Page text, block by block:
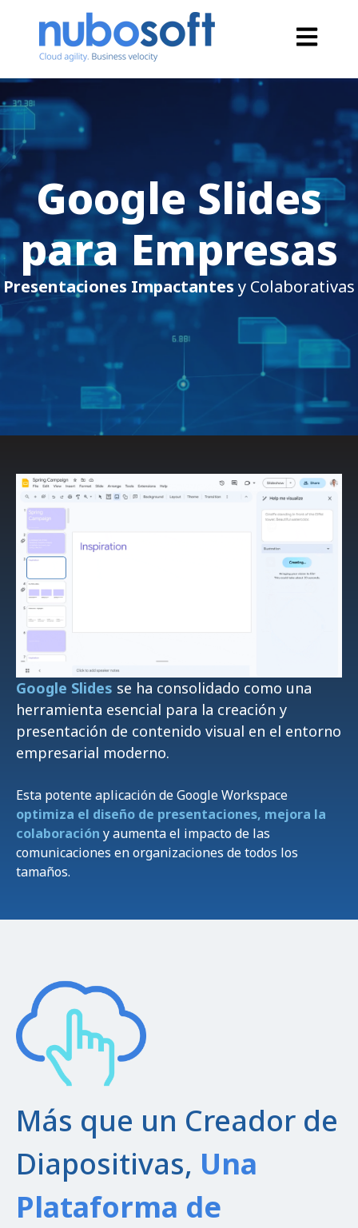
Open
Google Slides
para Empresas
Presentaciones Impactantes y Colaborativas
Google Slides se ha consolidado como una
herramienta esencial para la creación y
presentación de contenido visual en el entorno
empresarial moderno.
Esta potente aplicación de Google Workspace
optimiza el diseño de presentaciones, mejora la
colaboración y aumenta el impacto de las
comunicaciones en organizaciones de todos los
tamaños.
Más que un Creador de
Diapositivas, Una
Plataforma de